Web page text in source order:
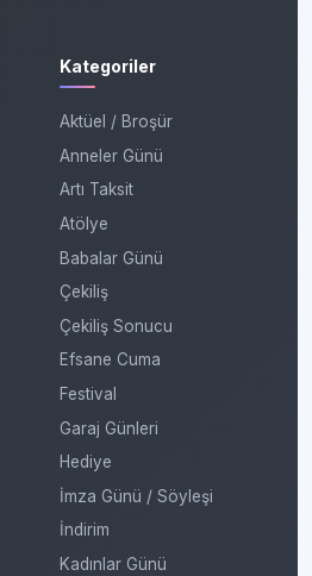
Kategoriler
Aktüel / Broşür
Anneler Günü
Artı Taksit
Atölye
Babalar Günü
Çekiliş
Çekiliş Sonucu
Efsane Cuma
Festival
Garaj Günleri
Hediye
İmza Günü / Söyleşi
İndirim
Kadınlar Günü